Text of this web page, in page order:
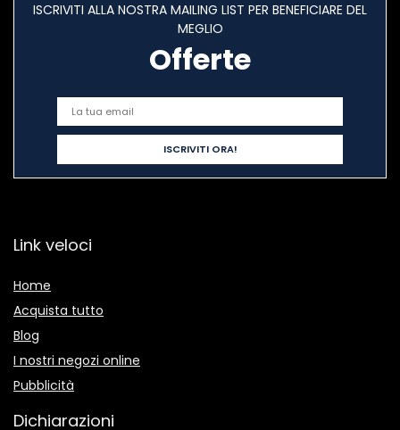
ISCRIVITI ALLA NOSTRA MAILING LIST PER BENEFICIARE DEL
MEGLIO
Offerte
Link veloci
Home
Acquista tutto
Blog
I nostri negozi online
Pubblicità
Dichiarazioni